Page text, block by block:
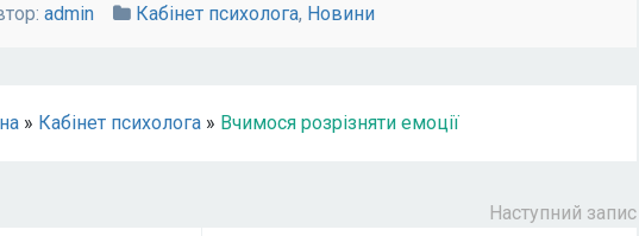
admin Кабінет психолога, Новини
» Кабінет психолога » Вчимося розрізняти емоції
Наступний запис